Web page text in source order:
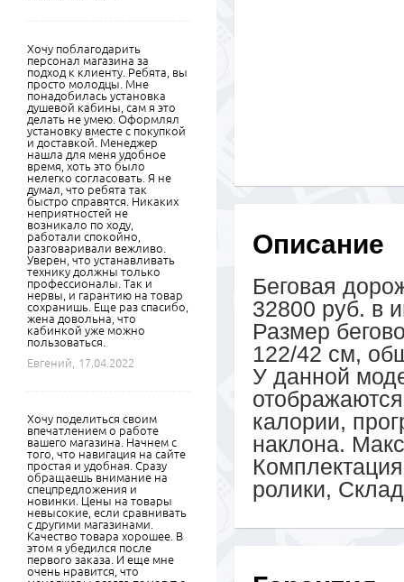
Описание
Беговая
32800 руб. в
Размер
122/42 см,
У данной
калории,
наклона.
ролики,
Хочу поблагодарить
персонал магазина за
подход к клиенту. Ребята, вы
просто молодцы. Мне
понадобилась установка
душевой кабины, сам я это
делать не умею. Оформлял
установку вместе с покупкой
и доставкой. Менеджер
нашла для меня удобное
время, хоть это было
нелегко согласовать. Я не
думал, что ребята так
быстро справятся. Никаких
неприятностей не
возникало по ходу,
работали спокойно,
разговаривали вежливо.
Уверен, что устанавливать
технику должны только
профессионалы. Так и
нервы, и гарантию на товар
сохранишь. Еще раз спасибо,
жена довольна, что
кабинкой уже можно
пользоваться.
Евгений,
17.04.2022
Хочу поделиться своим
впечатлением о работе
вашего магазина. Начнем с
того, что навигация на сайте
простая и удобная. Сразу
обращаешь внимание на
спецпредложения и
новинки. Цены на товары
невысокие, если сравнивать
с другими магазинами.
Качество товара хорошее. В
этом я убедился после
первого заказа. И еще мне
очень нравится, что